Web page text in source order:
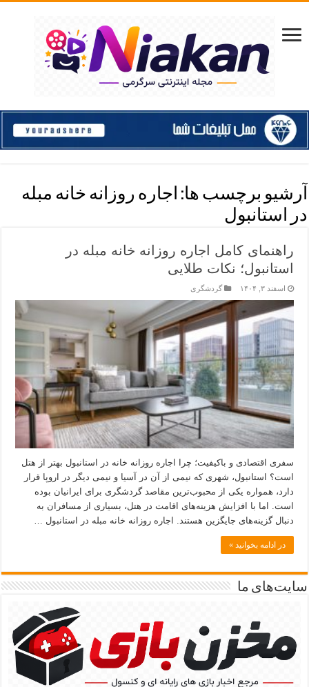
آرشیو برچسب ها: اجاره روزانه خانه مبله
در استانبول
راهنمای کامل اجاره روزانه خانه مبله در
استانبول؛ نکات طلایی
اسفند ۳, ۱۴۰۴ گردشگری
سفری اقتصادی و باکیفیت؛ چرا اجاره روزانه خانه در استانبول بهتر از هتل
است؟ استانبول، شهری که نیمی از آن در آسیا و نیمی دیگر در اروپا قرار
دارد، همواره یکی از محبوب‌ترین مقاصد گردشگری برای ایرانیان بوده
است. اما با افزایش هزینه‌های اقامت در هتل، بسیاری از مسافران به
دنبال گزینه‌های جایگزین هستند. اجاره روزانه خانه مبله در استانبول …
در ادامه بخوانید »
سایت‌های ما